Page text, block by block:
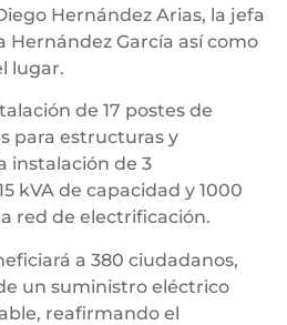
Hernández Arias, la jefa
Hernández García así como
lugar.
de 17 postes de
para estructuras y
instalación de 3
kVA de capacidad y 1000
red de electrificación.
a 380 ciudadanos,
un suministro eléctrico
reafirmando el